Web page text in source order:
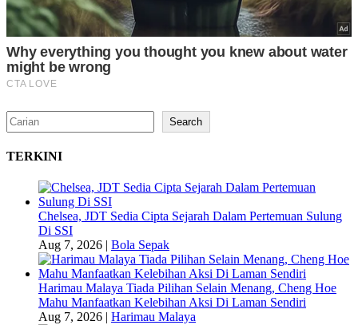
Search Search
TERKINI
Chelsea, JDT Sedia Cipta Sejarah Dalam Pertemuan Sulung
Di SSI
Aug 7, 2026 | Bola Sepak
Harimau Malaya Tiada Pilihan Selain Menang, Cheng Hoe
Mahu Manfaatkan Kelebihan Aksi Di Laman Sendiri
Aug 7, 2026 | Harimau Malaya